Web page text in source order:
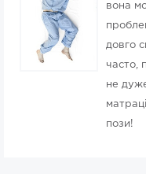
вона
довго
часто,
не
пози!